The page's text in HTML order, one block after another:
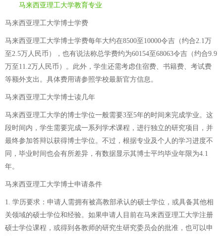
马来西亚理工大学教育专业
马来西亚理工大学博士学费
马来西亚理工大学博士学费每年大约在8500至10000令吉（约合2.1万
至2.5万人民币），也有说法称总学费约为60154至68063令吉（约合9.9
万至11.2万人民币）。此外，学生还需考虑住宿费、书籍费、考试费
等额外支出。具体费用请参照学校最新官方信息。
马来西亚理工大学博士读几年
马来西亚理工大学的博士学位一般需要3至5年的时间来完成学业。这
段时间内，学生需要完成一系列学术课程，进行独立的研究项目，并
最终参加答辩以获得博士学位。不过，根据专业及个人的学习进度不
同，毕业时间也会有所差异，有数据显示其博士平均毕业年限为4.1
年。
马来西亚理工大学博士申请条件
1. 学历要求：申请人需拥有被高教部承认的硕士学位，或具备其他相
关领域的硕士学位和经验。如果申请人目前在马来西亚理工大学注册
硕士学位课程，或得到各教师的研究生研究委员会的批准，也可以申